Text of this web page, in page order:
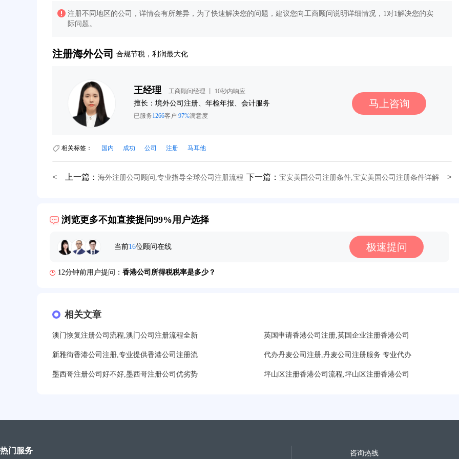
注册不同地区的公司，详情会有所差异，为了快速解决您的问题，建议您向工商顾问说明详细情况，1对1解决您的实
际问题。
注册海外公司 合规节税，利润最大化
王经理 工商顾问经理 丨 10秒内响应
擅长：境外公司注册、年检年报、会计服务
已服务1266客户 97%满意度
马上咨询
相关标签： 国内 成功 公司 注册 马耳他
< 上一篇： 海外注册公司顾问,专业指导全球公司注册流程 下一篇： 宝安美国公司注册条件,宝安美国公司注册条件详解 >
浏览更多不如直接提问99%用户选择
当前16位顾问在线 极速提问
8分钟前用户提问：开曼公司财报要审计吗？
12分钟前用户提问： 香港公司所得税税率是多少？
19分钟前用户提问：
21分钟前用户提问：注册塞舌尔公司条件有哪些？
23分钟前用户提问：注册英国公司需要多少费用？
25分钟前用户提问：塞浦路斯注册公司安全吗？
相关文章
澳门恢复注册公司流程,澳门公司注册流程全新 英国申请香港公司注册,英国企业注册香港公司
新雅街香港公司注册,专业提供香港公司注册流 代办丹麦公司注册,丹麦公司注册服务 专业代办
墨西哥注册公司好不好,墨西哥注册公司优劣势 坪山区注册香港公司流程,坪山区注册香港公司
热门服务 咨询热线